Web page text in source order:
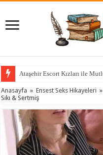
Ataşehir Escort Kızları ile
Anasayfa » Ensest Seks Hikayeleri »
Sıkı & Sertmiş